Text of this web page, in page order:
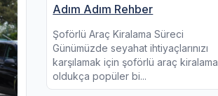
Adım Adım Rehber
Şoförlü Araç Kiralama Süreci
Günümüzde seyahat ihtiyaçlarınızı
karşılamak için şoförlü araç kiralama
oldukça popüler bi...